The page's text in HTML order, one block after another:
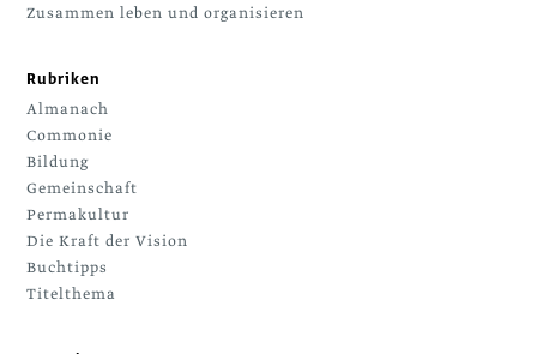
Zusammen leben und organisieren
Rubriken
Almanach
Commonie
Bildung
Gemeinschaft
Permakultur
Die Kraft der Vision
Buchtipps
Titelthema